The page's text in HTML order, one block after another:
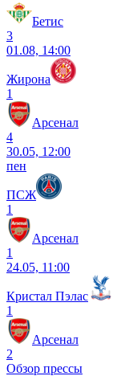
Бетис
3
01.08, 14:00
Жирона
1
Арсенал
4
30.05, 12:00
пен
ПСЖ
1
Арсенал
1
24.05, 11:00
Кристал Пэлас
1
Арсенал
2
Обзор прессы